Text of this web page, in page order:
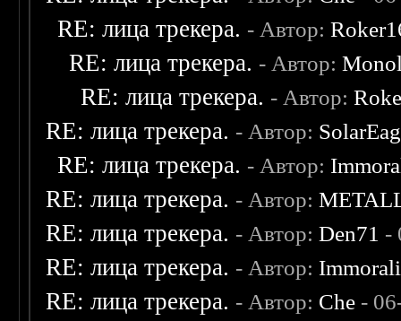
RE: лица трекера. - Автор:
RE: лица трекера. - Автор:
RE: лица трекера. - Автор:
RE: лица трекера. - Автор:
RE: лица трекера. - Автор:
RE: лица трекера. - Автор:
RE: лица трекера. - Автор:Den71 -
RE: лица трекера. - Автор:
RE: лица трекера. - Автор: Che -